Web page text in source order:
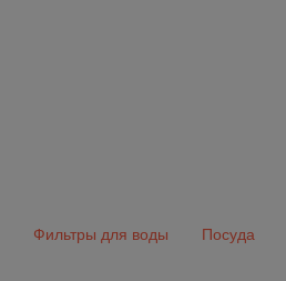
Фильтры для воды Посуда